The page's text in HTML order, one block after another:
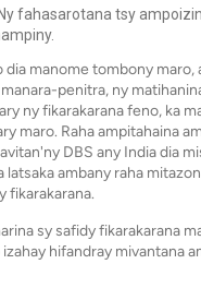
fahasarotana tsy
dia manome tombony maro,
penitra, ny
ny fikarakarana feno, ka
maro. Raha ampitahaina
DBS any India dia
ambany raha
fikarakarana.
sy safidy fikarakarana
hifandray mivantana